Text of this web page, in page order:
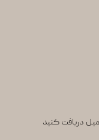
دریافت کنید